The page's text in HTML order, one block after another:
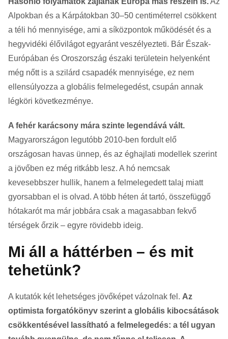
Alpokban és a Kárpátokban 30–50 centiméterrel csökkent
a téli hó mennyisége, ami a síközpontok működését és a
hegyvidéki élővilágot egyaránt veszélyezteti. Bár Észak-
Európában és Oroszország északi területein helyenként
még nőtt is a szilárd csapadék mennyisége, ez nem
ellensúlyozza a globális felmelegedést, csupán annak
légköri következménye.
A fehér karácsony mára szinte legendává vált.
Magyarországon legutóbb 2010-ben fordult elő
országosan havas ünnep, és az éghajlati modellek szerint
a jövőben ez még ritkább lesz. A hó nemcsak
kevesebbszer hullik, hanem a felmelegedett talaj miatt
gyorsabban el is olvad. A több héten át tartó, összefüggő
hótakarót ma már jobbára csak a magasabban fekvő
térségek őrzik – egyre rövidebb ideig.
Mi áll a háttérben – és mit
tehetünk?
A kutatók két lehetséges jövőképet vázolnak fel. Az
optimista forgatókönyv szerint a globális kibocsátások
csökkentésével lassítható a felmelegedés: a tél ugyan